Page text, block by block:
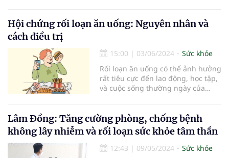
Hội chứng rối loạn ăn uống: Nguyên nhân và
cách điều trị
15:00 | 03/06/2024
Sức khỏe
Rối loạn ăn uống có thể ảnh hưởng
rất tiêu cực đến lao động, học tập,
và cuộc sống thường ngày của
Lâm Đồng: Tăng cường phòng, chống bệnh
không lây nhiễm và rối loạn sức khỏe tâm thần
12:43 | 09/05/2024
Sức khỏe